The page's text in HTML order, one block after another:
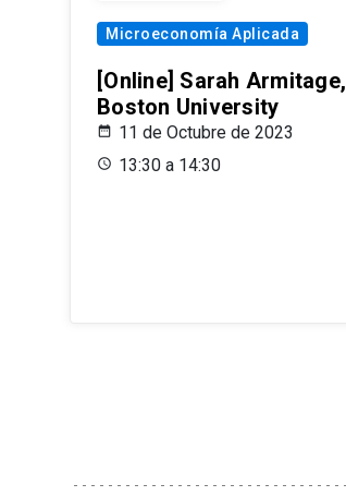
Microeconomía Aplicada
[Online] Sarah Armitage,
Boston University
11 de Octubre de 2023
13:30 a 14:30